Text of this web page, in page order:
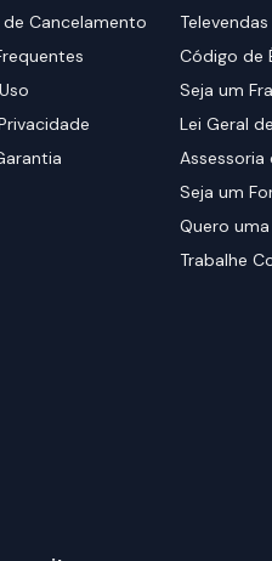
Cancelamento
Televendas
Código de
Seja um
Lei Geral
Assessoria
Seja um
Quero
Trabalhe